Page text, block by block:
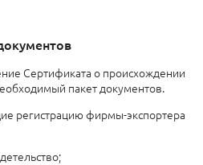
Сертификата о происхождении
пакет документов.
регистрацию фирмы-экспортера